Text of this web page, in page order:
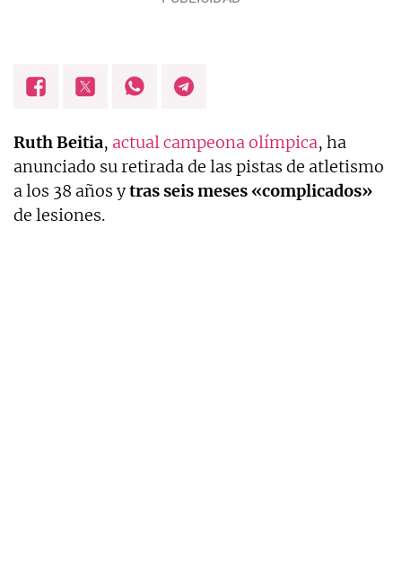
Ruth Beitia, actual campeona olímpica, ha
anunciado su retirada de las pistas de atletismo
a los 38 años ytras seis meses «complicados»
de lesiones.